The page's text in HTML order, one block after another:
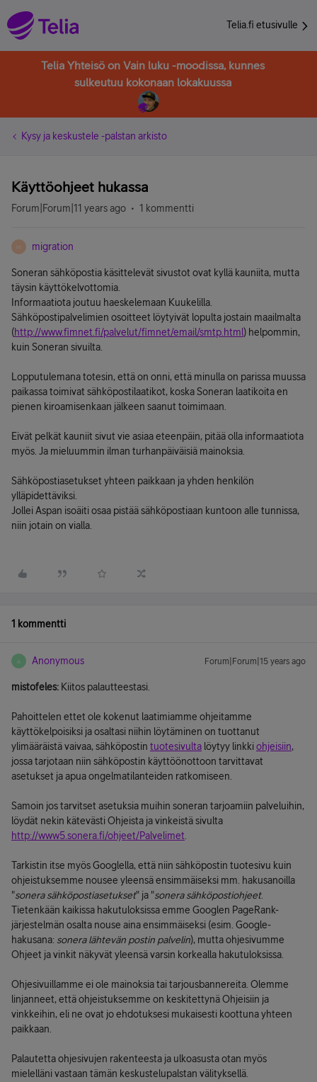
Telia.fi etusivulle
Telia Yhteisö on Vain luku -moodissa, kunnes
sulkeutuu kokonaan lokakuussa
Kysy ja keskustele -palstan arkisto
Käyttöohjeet hukassa
Forum|Forum|11 years ago 1 kommentti
M migration
Soneran sähköpostia käsittelevät sivustot ovat kyllä kauniita, mutta
täysin käyttökelvottomia.
Informaatiota joutuu haeskelemaan Kuukelilla.
Sähköpostipalvelimien osoitteet löytyivät lopulta jostain maailmalta
(http://www.fimnet.fi/palvelut/fimnet/email/smtp.html ) helpommin,
kuin Soneran sivuilta.
Lopputulemana totesin, että on onni, että minulla on parissa muussa
paikassa toimivat sähköpostilaatikot, koska Soneran laatikoita en
pienen kiroamisenkaan jälkeen saanut toimimaan.
Eivät pelkät kauniit sivut vie asiaa eteenpäin, pitää olla informaatiota
myös. Ja mieluummin ilman turhanpäiväisiä mainoksia.
Sähköpostiasetukset yhteen paikkaan ja yhden henkilön
ylläpidettäviksi.
Jollei Aspan isoäiti osaa pistää sähköpostiaan kuntoon alle tunnissa,
niin jotain on vialla.
1 kommentti
A Anonymous Forum|Forum|15 years ago
mistofeles: Kiitos palautteestasi.
Pahoittelen ettet ole kokenut laatimiamme ohjeitamme
käyttökelpoisiksi ja osaltasi niihin löytäminen on tuottanut
ylimääräistä vaivaa, sähköpostin tuotesivulta löytyy linkkiohjeisiin,
jossa tarjotaan niin sähköpostin käyttöönottoon tarvittavat
asetukset ja apua ongelmatilanteiden ratkomiseen.
Samoin jos tarvitset asetuksia muihin soneran tarjoamiin palveluihin,
löydät nekin kätevästi Ohjeista ja vinkeistä sivulta
http://www5.sonera.fi/ohjeet/Palvelimet
Tarkistin itse myös Googlella, että niin sähköpostin tuotesivu kuin
ohjeistuksemme nousee yleensä ensimmäiseksi mm. hakusanoilla
"sonera sähköpostiasetukset" ja "sonera sähköpostiohjeet.
Tietenkään kaikissa hakutuloksissa emme Googlen PageRank-
järjestelmän osalta nouse aina ensimmäiseksi (esim. Google-
hakusana: sonera lähtevän postin palvelin), mutta ohjesivumme
Ohjeet ja vinkit näkyvät yleensä varsin korkealla hakutuloksissa.
Ohjesivuillamme ei ole mainoksia tai tarjousbannereita. Olemme
linjanneet, että ohjeistuksemme on keskitettynä Ohjeisiin ja
vinkkeihin, eli ne ovat jo ehdotuksesi mukaisesti koottuna yhteen
paikkaan.
Palautetta ohjesivujen rakenteesta ja ulkoasusta otan myös
mielelläni vastaan tämän keskustelupalstan välityksellä.